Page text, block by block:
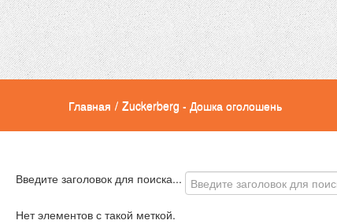
Главная / Zuckerberg - Дошка оголошень
Введите заголовок для поиска...
Нет элементов с такой меткой.